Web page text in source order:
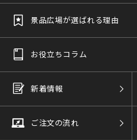
景品広場が選ばれる理由
お役立ちコラム
新着情報
ご注文の流れ